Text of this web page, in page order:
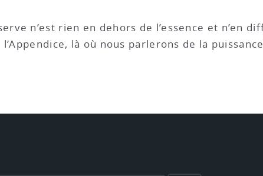
n’est rien en dehors de l’essence et n’en
là où nous parlerons de la